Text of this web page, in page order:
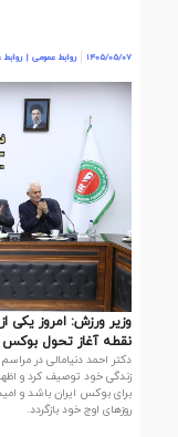
1405/05/07 روابط عمومی | روابط
وزیر ورزش: امروز یکی
نقطه آغاز تحول
دکتر احمد دنیامالی در
زندگی خود توصیف کرد و
برای بوکس ایران باشد و
روزهای اوج خود بازگردد.